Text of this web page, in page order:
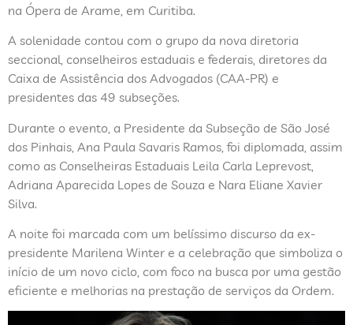
na Ópera de Arame, em Curitiba.
A solenidade contou com o grupo da nova diretoria
seccional, conselheiros estaduais e federais, diretores da
Caixa de Assistência dos Advogados (CAA-PR) e
presidentes das 49 subseções.
Durante o evento, a Presidente da Subseção de São José
dos Pinhais, Ana Paula Savaris Ramos, foi diplomada, assim
como as Conselheiras Estaduais Leila Carla Leprevost,
Adriana Aparecida Lopes de Souza e Nara Eliane Xavier
Silva.
A noite foi marcada com um belíssimo discurso da ex-
presidente Marilena Winter e a celebração que simboliza o
início de um novo ciclo, com foco na busca por uma gestão
eficiente e melhorias na prestação de serviços da Ordem.